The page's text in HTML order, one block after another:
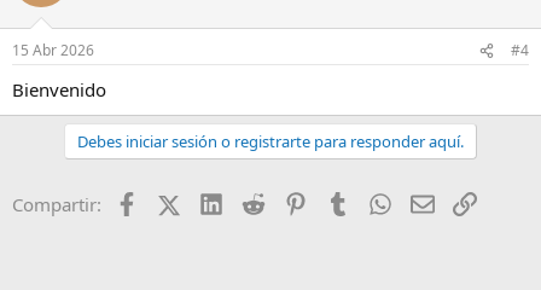
15 Abr 2026 #4
Bienvenido
Debes iniciar sesión o registrarte para responder aquí.
Compartir: FacebookX (Twitter)
LinkedIn
Reddit PinterestTumblr WhatsApp
EmailEnlace